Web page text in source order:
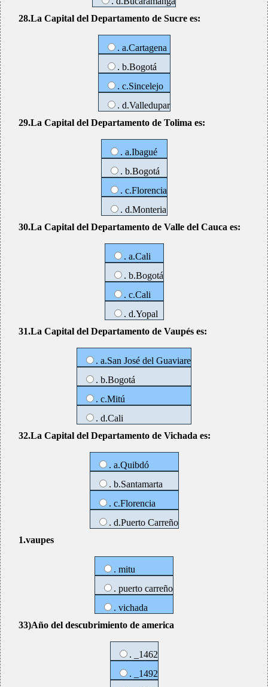
28.La Capital del Departamento de Sucre es:
. a.Cartagena
. b.Bogotá
. c.Sincelejo
. d.Valledupar
29.La Capital del Departamento de Tolima es:
. a.Ibagué
. b.Bogotá
. c.Florencia
. d.Monteria
30.La Capital del Departamento de Valle del Cauca es:
. a.Cali
. b.Bogotá
. c.Cali
. d.Yopal
31.La Capital del Departamento de Vaupés es:
. a.San José del Guaviare
. b.Bogotá
. c.Mitú
. d.Cali
32.La Capital del Departamento de Vichada es:
. a.Quibdó
. b.Santamarta
. c.Florencia
. d.Puerto Carreño
1.vaupes
. mitu
. puerto carreño
. vichada
33)Año del descubrimiento de america
. _1462
. _1492